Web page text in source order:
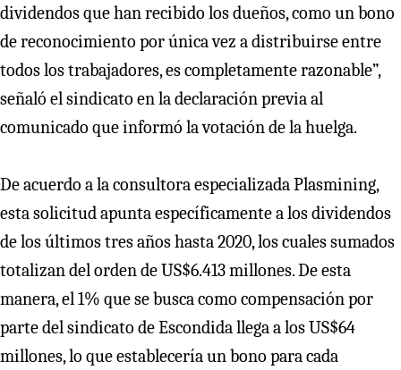
dividendos que han recibido los dueños, como un bono
de reconocimiento por única vez a distribuirse entre
todos los trabajadores, es completamente razonable”,
señaló el sindicato en la declaración previa al
comunicado que informó la votación de la huelga.
De acuerdo a la consultora especializada Plasmining,
esta solicitud apunta específicamente a los dividendos
de los últimos tres años hasta 2020, los cuales sumados
totalizan del orden de US$6.413 millones. De esta
manera, el 1% que se busca como compensación por
parte del sindicato de Escondida llega a los US$64
millones, lo que establecería un bono para cada